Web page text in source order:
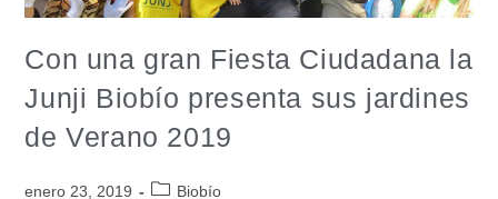
Con una gran Fiesta Ciudadana la
Junji Biobío presenta sus jardines
de Verano 2019
enero 23, 2019 Biobío